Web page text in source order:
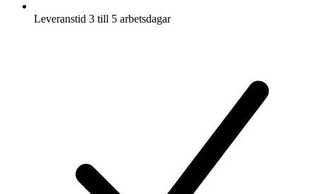
Leveranstid 3 till 5 arbetsdagar